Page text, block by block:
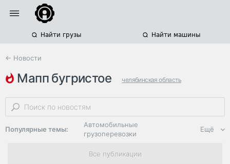
Найти грузы Найти машины
← Новости
мапп бугристое челябинская область
россельхознадзор фитосанитарный контроль
Популярные темы:
Автомобильные
грузоперевозки
Региональная
логистика
Ещё
Все публикации